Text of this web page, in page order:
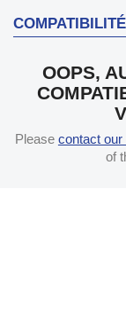
OOPS,
Please contact
of